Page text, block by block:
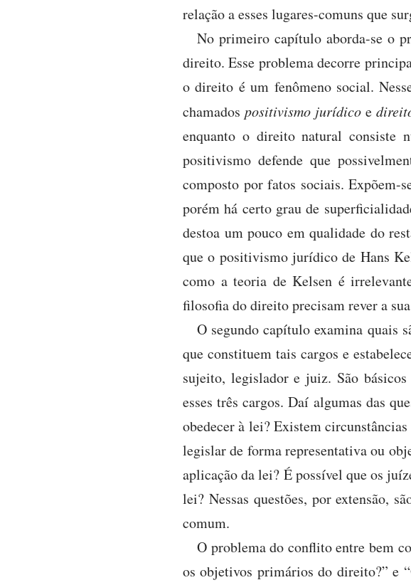
relação a esses lugares-comuns que
No primeiro capítulo aborda-se o
direito. Esse problema decorre
o direito é um fenômeno social.
chamados positivismo jurídico e
enquanto o direito natural consiste
positivismo defende que
composto por fatos sociais. Expõem-
porém há certo grau de
destoa um pouco em qualidade do
que o positivismo jurídico de Hans
como a teoria de Kelsen é
filosofia do direito precisam rever a
O segundo capítulo examina quais
que constituem tais cargos e
sujeito, legislador e juiz. São
esses três cargos. Daí algumas das
obedecer à lei? Existem
legislar de forma representativa ou
aplicação da lei? É possível que os
lei? Nessas questões, por extensão,
comum.
O problema do conflito entre bem
os objetivos primários do direito?” e